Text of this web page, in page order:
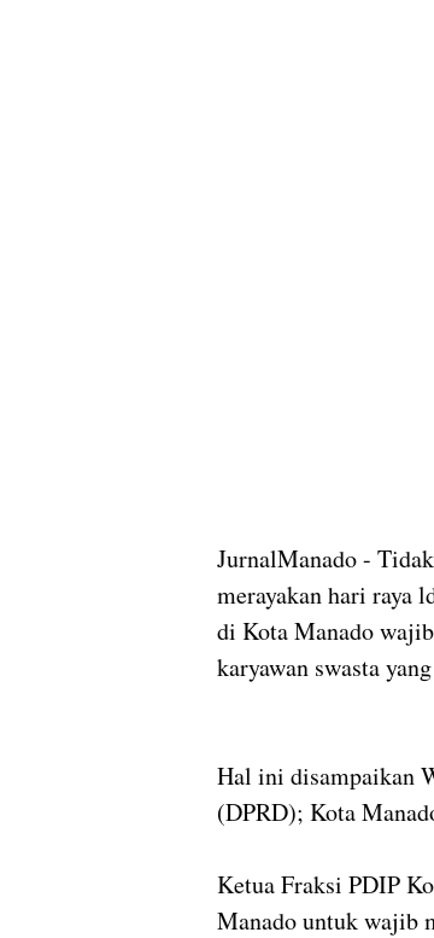
JurnalManado -
merayakan hari raya
di Kota Manado
karyawan swasta
Hal ini disampaikan
(DPRD); Kota
Ketua Fraksi PDIP
Manado untuk wajib